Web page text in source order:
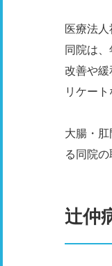
医療法
同院は
改善や緩
リケー
大腸・
る同院
辻仲